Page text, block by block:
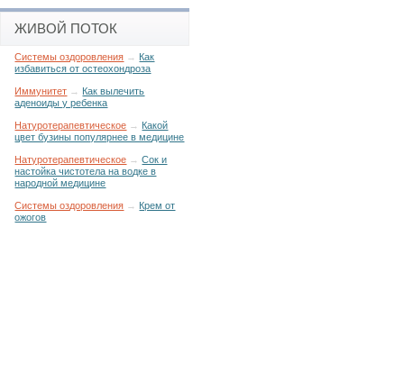
ЖИВОЙ ПОТОК
Системы оздоровления → Как
избавиться от остеохондроза
Иммунитет → Как вылечить
аденоиды у ребенка
Натуротерапевтическое → Какой
цвет бузины популярнее в медицине
Натуротерапевтическое →Сок и
настойка чистотела на водке в
народной медицине
Системы оздоровления → Крем от
ожогов